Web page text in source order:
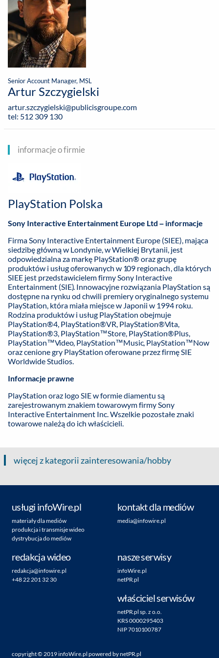
Senior Account Manager, MSL
Artur Szczygielski
artur.szczygielski@publicisgroupe.com
tel: 512 309 130
informacje o firmie
PlayStation Polska
Sony Interactive Entertainment Europe Ltd – informacje
Firma Sony Interactive Entertainment Europe (SIEE), mająca
siedzibę główną w Londynie, w Wielkiej Brytanii, jest
odpowiedzialna za markę PlayStation® oraz grupę
produktów i usług oferowanych w 109 regionach, dla których
SIEE jest przedstawicielem firmy Sony Interactive
Entertainment (SIE). Innowacyjne rozwiązania PlayStation są
dostępne na rynku od chwili premiery oryginalnego systemu
PlayStation, która miała miejsce w Japonii w 1994 roku.
Rodzina produktów i usług PlayStation obejmuje
PlayStation®4, PlayStation®VR, PlayStation®Vita,
PlayStation®3, PlayStation™Store, PlayStation®Plus,
PlayStation™Video, PlayStation™Music, PlayStation™Now
oraz cenione gry PlayStation oferowane przez firmę SIE
Worldwide Studios.
Informacje prawne
PlayStation oraz logo SIE w formie diamentu są
zarejestrowanym znakiem towarowym firmy Sony
Interactive Entertainment Inc. Wszelkie pozostałe znaki
towarowe należą do ich właścicieli.
więcej z kategorii zainteresowania/hobby
usługi infoWire.pl
materiały dla mediów
produkcja i transmisje wideo
dystrybucja do mediów
kontakt dla mediów
media@infowire.pl
redakcja wideo
redakcja@infowire.pl
+48 22 201 32 30
nasze serwisy
infoWire.pl
netPR.pl
właściciel serwisów
netPR.pl sp. z o.o.
KRS 0000295403
NIP 7010100787
copyright ©2019infoWire.pl powered bynetPR.pl